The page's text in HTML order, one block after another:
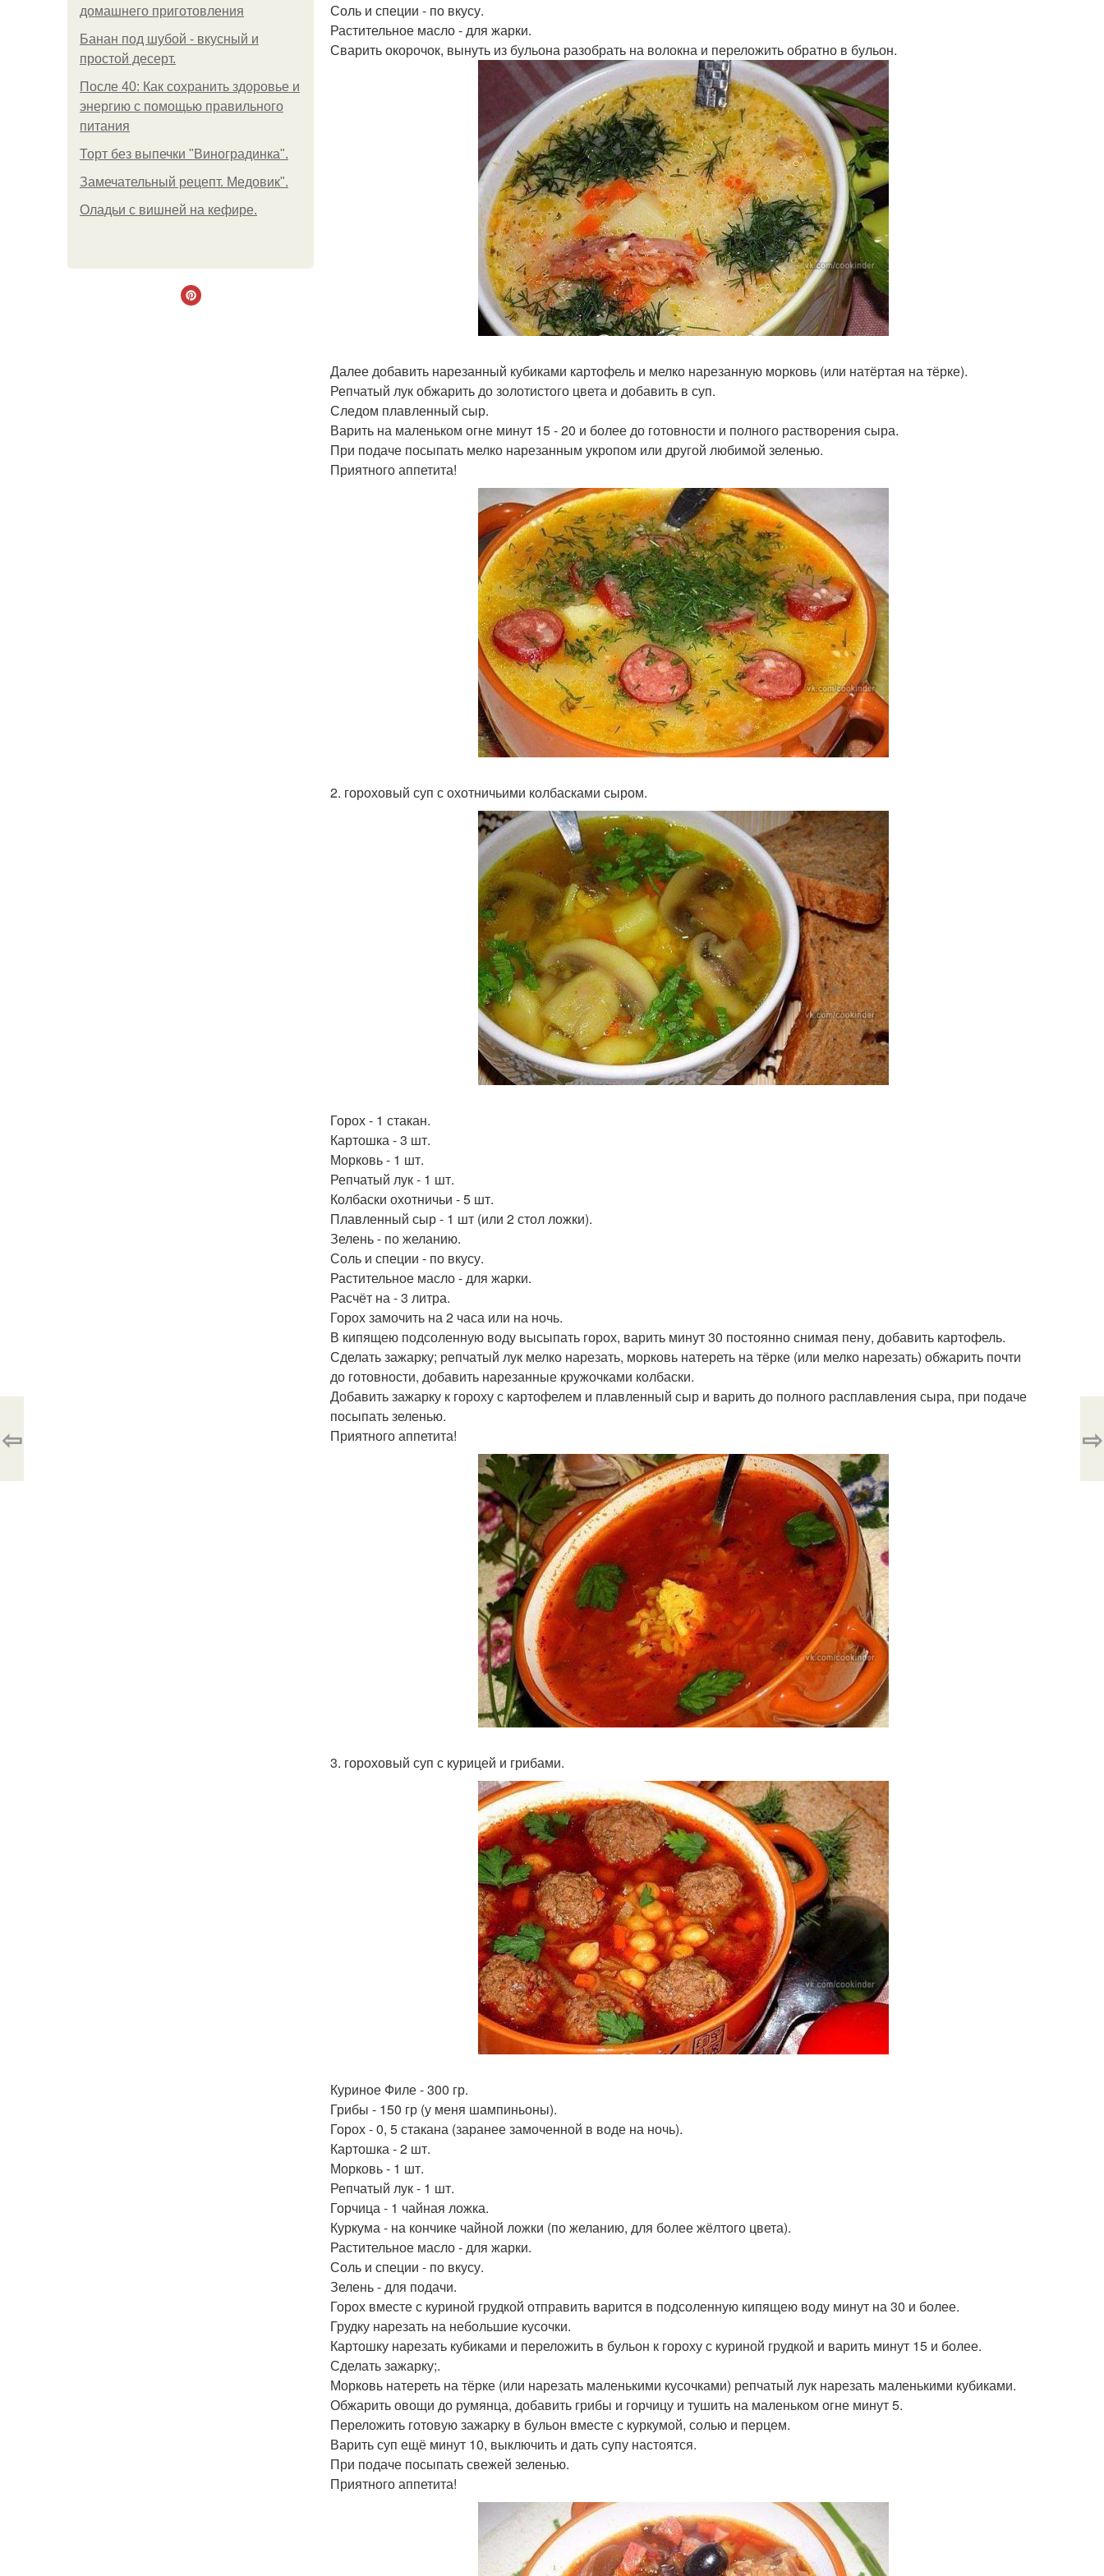
домашнего приготовления
Банан под шубой - вкусный и
простой десерт.
После 40: Как сохранить здоровье и
энергию с помощью правильного
питания
Торт без выпечки "Виноградинка".
Замечательный рецепт. Медовик".
Оладьи с вишней на кефире.
Соль и специи - по вкусу.
Растительное масло - для жарки.
Сварить окорочок, вынуть из бульона разобрать на волокна и переложить обратно в бульон.
Далее добавить нарезанный кубиками картофель и мелко нарезанную морковь (или натёртая на тёрке).
Репчатый лук обжарить до золотистого цвета и добавить в суп.
Следом плавленный сыр.
Варить на маленьком огне минут 15 - 20 и более до готовности и полного растворения сыра.
При подаче посыпать мелко нарезанным укропом или другой любимой зеленью.
Приятного аппетита!
2. гороховый суп с охотничьими колбасками сыром.
Горох - 1 стакан.
Картошка - 3 шт.
Морковь - 1 шт.
Репчатый лук - 1 шт.
Колбаски охотничьи - 5 шт.
Плавленный сыр - 1 шт (или 2 стол ложки).
Зелень - по желанию.
Соль и специи - по вкусу.
Растительное масло - для жарки.
Расчёт на - 3 литра.
Горох замочить на 2 часа или на ночь.
В кипящею подсоленную воду высыпать горох, варить минут 30 постоянно снимая пену, добавить картофель.
Сделать зажарку; репчатый лук мелко нарезать, морковь натереть на тёрке (или мелко нарезать) обжарить почти
до готовности, добавить нарезанные кружочками колбаски.
Добавить зажарку к гороху с картофелем и плавленный сыр и варить до полного расплавления сыра, при подаче
посыпать зеленью.
Приятного аппетита!
3. гороховый суп с курицей и грибами.
Куриное Филе - 300 гр.
Грибы - 150 гр (у меня шампиньоны).
Горох - 0, 5 стакана (заранее замоченной в воде на ночь).
Картошка - 2 шт.
Морковь - 1 шт.
Репчатый лук - 1 шт.
Горчица - 1 чайная ложка.
Куркума - на кончике чайной ложки (по желанию, для более жёлтого цвета).
Растительное масло - для жарки.
Соль и специи - по вкусу.
Зелень - для подачи.
Горох вместе с куриной грудкой отправить варится в подсоленную кипящею воду минут на 30 и более.
Грудку нарезать на небольшие кусочки.
Картошку нарезать кубиками и переложить в бульон к гороху с куриной грудкой и варить минут 15 и более.
Сделать зажарку;.
Морковь натереть на тёрке (или нарезать маленькими кусочками) репчатый лук нарезать маленькими кубиками.
Обжарить овощи до румянца, добавить грибы и горчицу и тушить на маленьком огне минут 5.
Переложить готовую зажарку в бульон вместе с куркумой, солью и перцем.
Варить суп ещё минут 10, выключить и дать супу настоятся.
При подаче посыпать свежей зеленью.
Приятного аппетита!
⇦ ⇨